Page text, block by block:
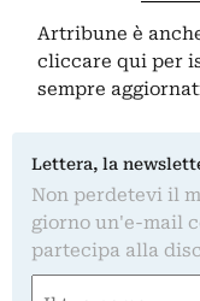
Artribune è
cliccare qui per
sempre
Lettera, la
Non perdetevi il
giorno un'e-mail
partecipa alla